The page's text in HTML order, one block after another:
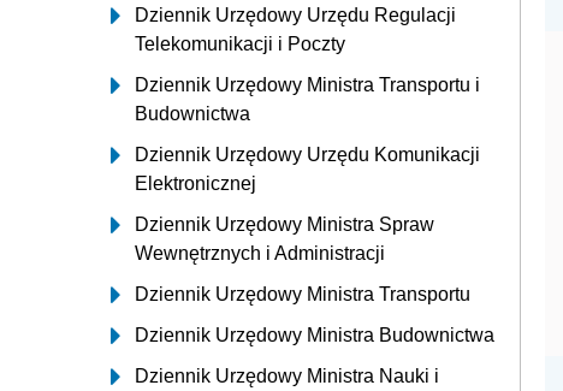
Dziennik Urzędowy Urzędu Regulacji
Telekomunikacji i Poczty
Dziennik Urzędowy Ministra Transportu i
Budownictwa
Dziennik Urzędowy Urzędu Komunikacji
Elektronicznej
Dziennik Urzędowy Ministra Spraw
Wewnętrznych i Administracji
Dziennik Urzędowy Ministra Transportu
Dziennik Urzędowy Ministra Budownictwa
Dziennik Urzędowy Ministra Nauki i